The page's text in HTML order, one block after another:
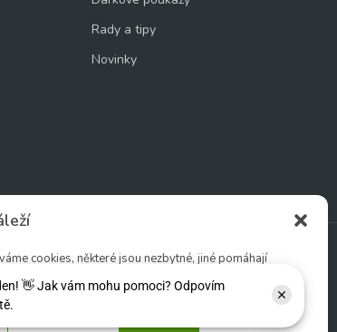
cookies, některé jsou nezbytné, jiné pomáhají
Rady a tipy
Novinky
Sledujte nás: